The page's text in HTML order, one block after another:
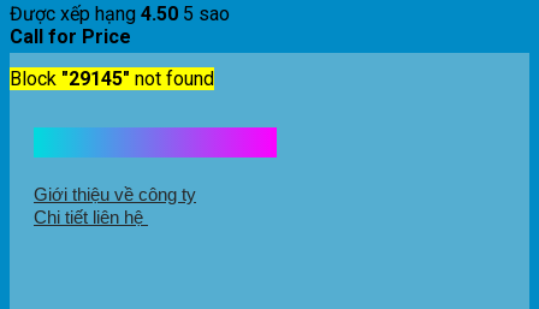
Được xếp hạng 4.50 5 sao
Call for Price
Block "29145" not found
Giới thiệu về công ty
Chi tiết liên hệ